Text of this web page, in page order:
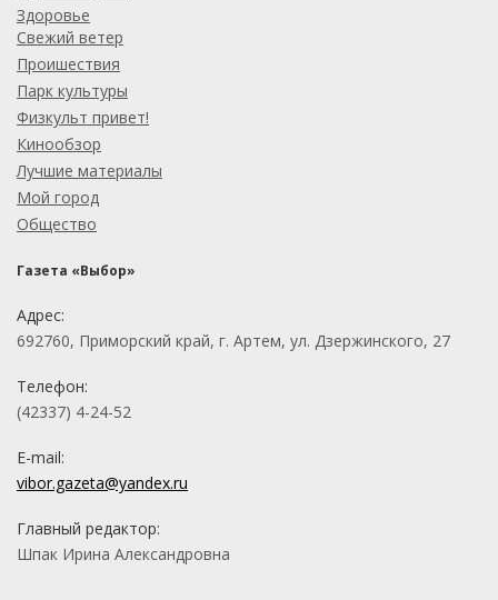
Здоровье
Свежий ветер
Проишествия
Парк культуры
Физкульт привет!
Кинообзор
Лучшие материалы
Мой город
Общество
Газета «Выбор»
Адрес:
692760, Приморский край, г. Артем, ул. Дзержинского, 27
Телефон:
(42337) 4-24-52
E-mail:
vibor.gazeta@yandex.ru
Главный редактор:
Шпак Ирина Александровна